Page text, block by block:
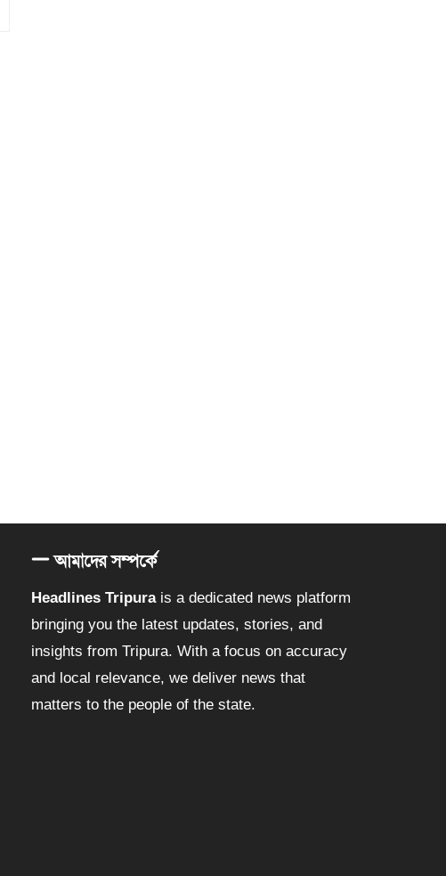
আমাদের সম্পর্কে
Headlines Tripurais a dedicated news platform
bringing you the latest updates, stories, and
insights from Tripura. With a focus on accuracy
and local relevance, we deliver news that
matters to the people of the state.